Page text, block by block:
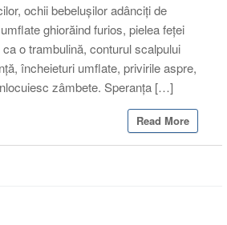
ochii bebeluşilor adânciţi de
ghiorăind furios, pielea feţei
o trambulină, conturul scalpului
încheieturi umflate, privirile aspre,
zâmbete. Speranţa […]
Read More